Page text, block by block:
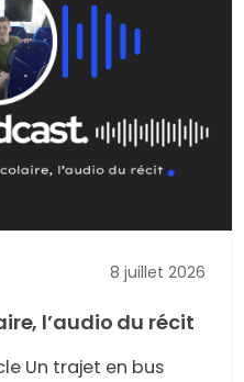
8 juillet 2026
l’audio du récit
Un trajet en bus